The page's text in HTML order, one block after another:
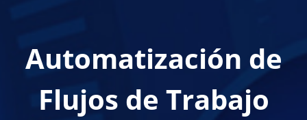
Automatización de
Flujos de Trabajo